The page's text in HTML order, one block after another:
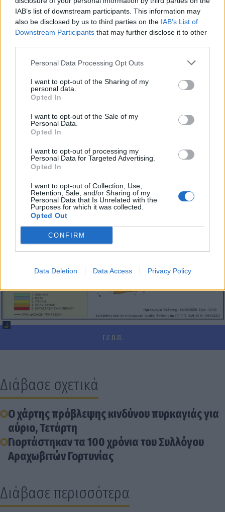
IAB’s list of downstream participants. This information may
also be disclosed by us to third parties on the IAB’s List of
Downstream Participants that may further disclose it to other
Personal Data Processing Opt Outs
I want to opt-out of the Sharing of my
personal data.
Opted In
I want to opt-out of the Sale of my
Personal Data.
Opted In
I want to opt-out of processing my
Personal Data for Targeted Advertising.
Opted In
I want to opt-out of Collection, Use,
Retention, Sale, and/or Sharing of my
Personal Data that Is Unrelated with the
Purposes for which it was collected.
Opted Out
CONFIRM
Data Deletion Data Access Privacy Policy
αυτοπροστασίας από τους κινδύνους των δασικών
πυρκαγιών, οι πολίτες μπορούν να επισκεφθούν
την ιστοσελίδα της Γενικής Γραμματείας Πολιτικής
Προστασίας στην ηλεκτρονική διεύθυνση
civilprotection.gov.gr.
Γ.Γ.Π.Π.
Διάβασε σχετικά
Ο χάρτης πρόβλεψης κινδύνου πυρκαγιάς για
αύριο, Τετάρτη
Γιορτάστηκαν τα 100 χρόνια του Συλλόγου
Αραχωβιτών Γορτυνίας
Διάβασε περισσότερα